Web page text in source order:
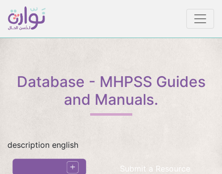
Database - MHPSS Guides
and Manuals.
description english
Submit a Resource